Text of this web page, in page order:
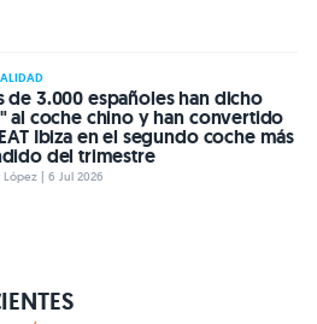
de 3.000 españoles han dicho
al coche chino y han convertido
Ibiza en el segundo coche más
del trimestre
López | 6 Jul 2026